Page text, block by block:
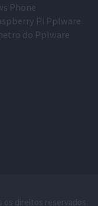
Phone
Pi Pplware
do Pplware
os direitos reservados.